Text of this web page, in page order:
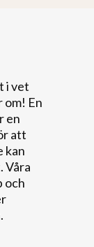
i vet
En
en
att
kan
Våra
och